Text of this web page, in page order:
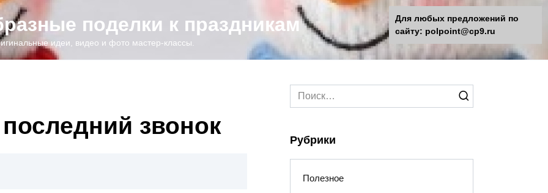
поделки к праздникам
идеи, видео и фото мастер-классы.
звонок
Search
for:
Рубрики
Полезное
Для любых предложений по
сайту: polpoint@cp9.ru